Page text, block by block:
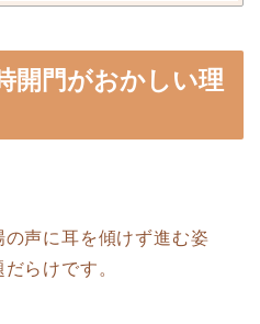
開門がおかしい理
声に耳を傾けず進む姿
らけです。